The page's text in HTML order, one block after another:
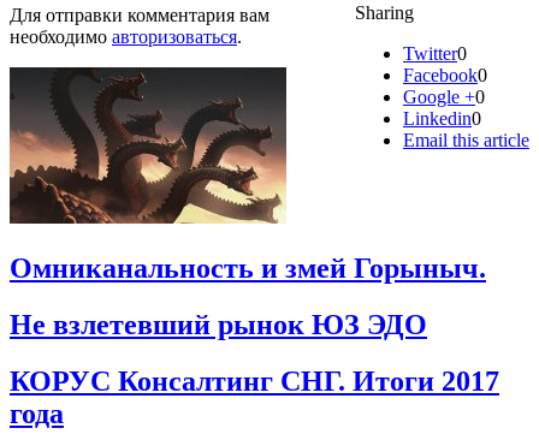
Sharing
Twitter0
Facebook0
Google +0
Linkedin0
Email this article
Для отправки комментария вам
необходимо авторизоваться.
Омниканальность и змей Горыныч.
Не взлетевший рынок ЮЗ ЭДО
КОРУС Консалтинг СНГ. Итоги 2017
года